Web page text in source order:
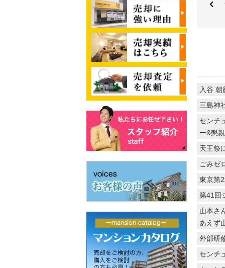
入谷
三島神
センチ
ー&懇
天王祭
ごみゼ
東京第
第41回
山本さ
あえず
外部研
センチ